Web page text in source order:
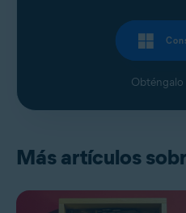
Obténgalo
Más artículos